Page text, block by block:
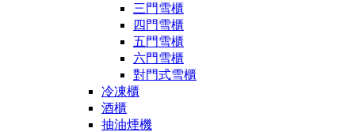
三門雪櫃
四門雪櫃
五門雪櫃
六門雪櫃
對門式雪櫃
冷凍櫃
酒櫃
抽油煙機